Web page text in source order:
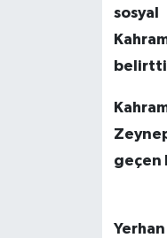
geçen
Yerhan